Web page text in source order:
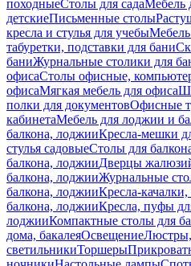
походныеСтолы для садаМебель
детскиеПисьменные столы
кресла и стулья для учебы
табуретки, подставки для бани
баниЖурнальные столики для
офисаСтолы офисные,
офисаМягкая мебель для офиса
полки для документовОфисные
кабинетаМебель для лоджии и
балкона, лоджииКресла-мешки
стулья садовыеСтолы для
балкона, лоджииДверцы
балкона, лоджииЖурнальные
балкона, лоджииКресла-
балкона, лоджииКресла, пуфы
лоджииКомпактные столы для
дома, бакалеяОсвещение
светильникиТоршеры